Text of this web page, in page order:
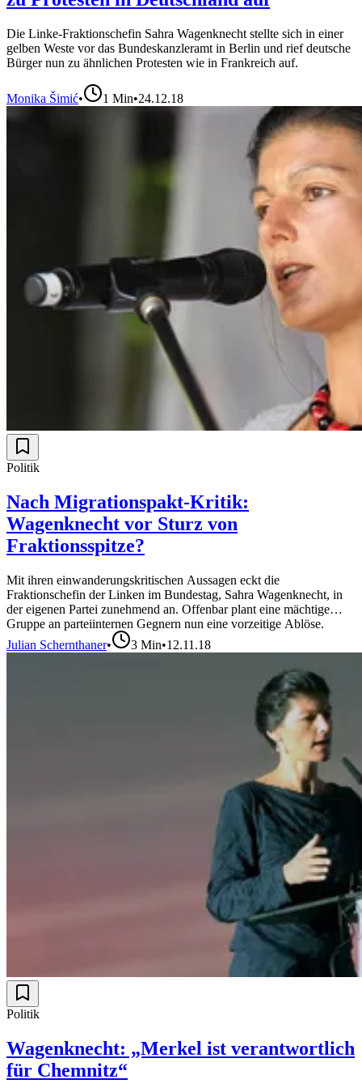
Die Linke-Fraktionschefin Sahra Wagenknecht stellte sich in einer
gelben Weste vor das Bundeskanzleramt in Berlin und rief deutsche
Bürger nun zu ähnlichen Protesten wie in Frankreich auf.
Monika Šimić• 1 Min•24.12.18
Politik
Nach Migrationspakt-Kritik:
Wagenknecht vor Sturz von
Fraktionsspitze?
Mit ihren einwanderungskritischen Aussagen eckt die
Fraktionschefin der Linken im Bundestag, Sahra Wagenknecht, in
der eigenen Partei zunehmend an. Offenbar plant eine mächtige
Gruppe an parteiinternen Gegnern nun eine vorzeitige Ablöse.
Julian Schernthaner• 3 Min•12.11.18
Politik
Wagenknecht: „Merkel ist verantwortlich
für Chemnitz“